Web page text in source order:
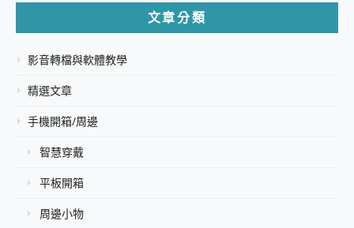
文章分類
影音轉檔與軟體教學
精選文章
手機開箱/周邊
智慧穿戴
平板開箱
周邊小物